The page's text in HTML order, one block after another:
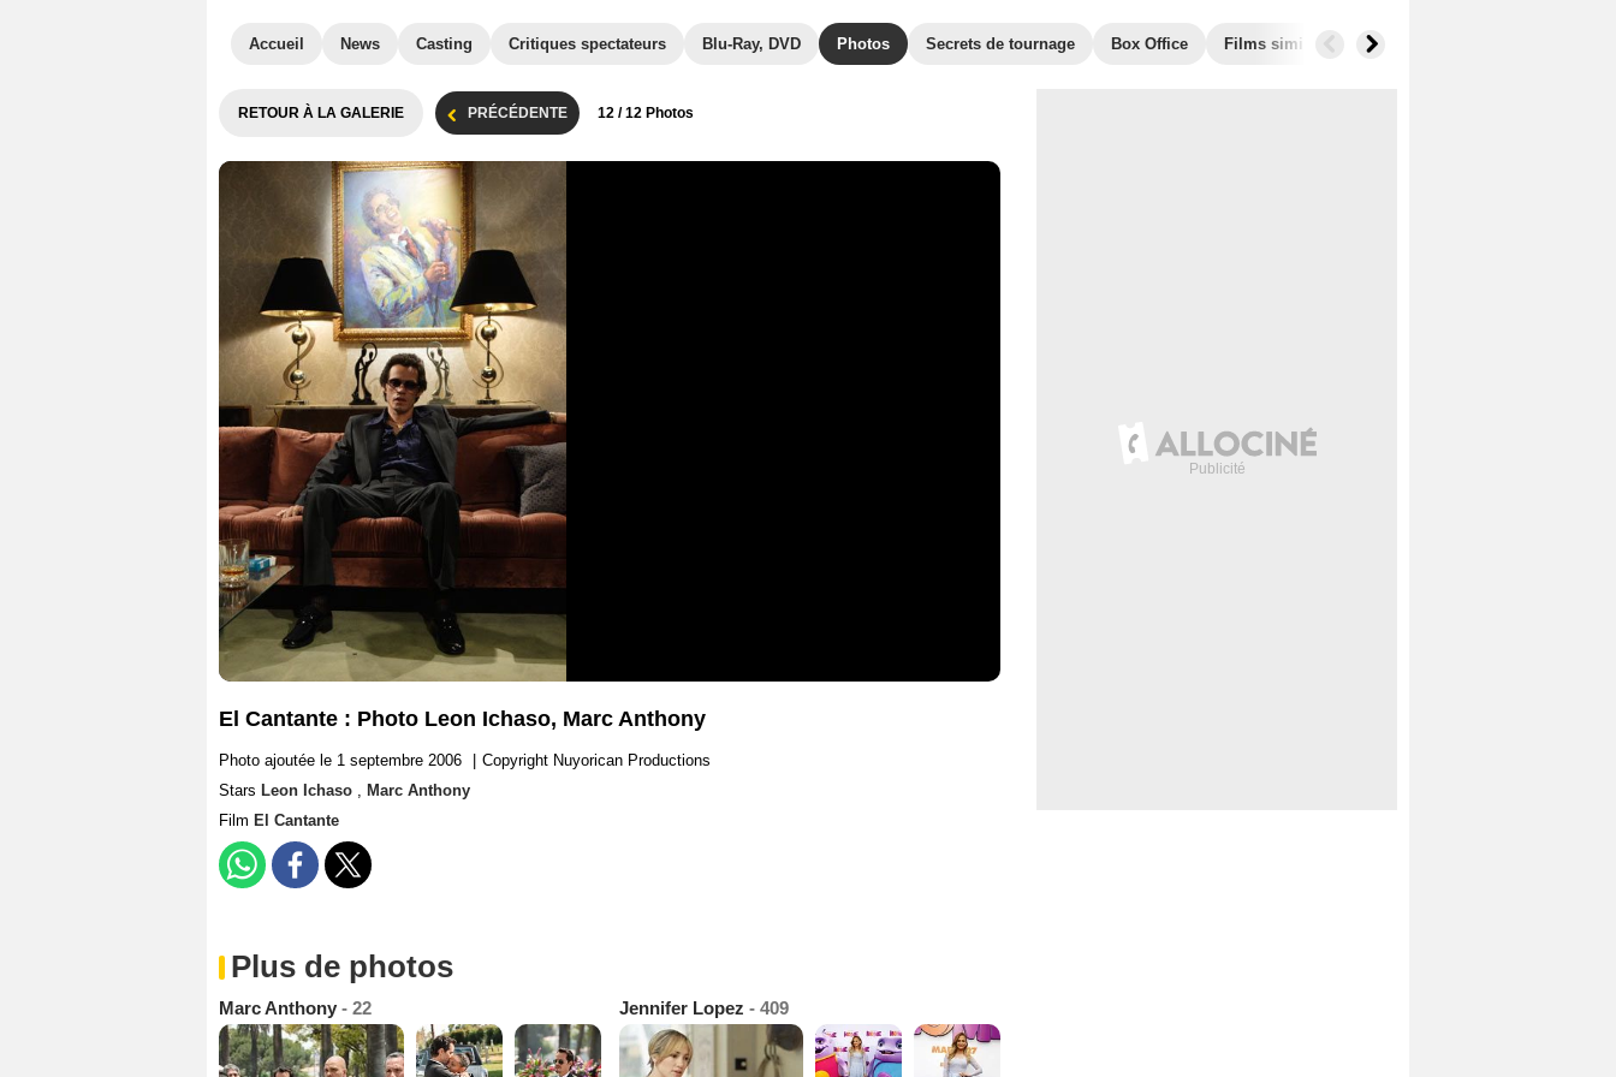
Accueil News Casting Critiques spectateurs Blu-Ray, DVD Photos Secrets de tournage Box Office Films similaires
RETOUR À LA GALERIE PRÉCÉDENTE 12 / 12 Photos
El Cantante : Photo Leon Ichaso, Marc Anthony
Photo ajoutée le 1 septembre 2006
Copyright Nuyorican Productions
Stars Leon Ichaso , Marc Anthony
Film El Cantante
Plus de photos
Marc Anthony - 22 Jennifer Lopez - 409